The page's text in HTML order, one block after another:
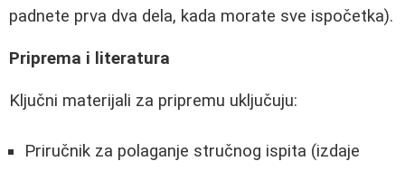
padnete prva dva dela, kada morate sve ispočetka).
Priprema i literatura
Ključni materijali za pripremu uključuju:
Priručnik za polaganje stručnog ispita (izdaje